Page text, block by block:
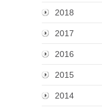
2018
2017
2016
2015
2014